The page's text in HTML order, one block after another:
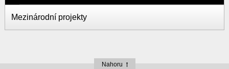
Mezinárodní projekty
Nahoru